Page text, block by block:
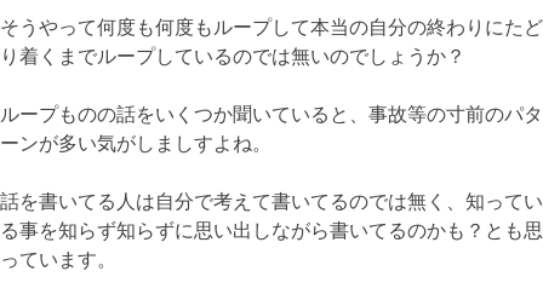
そうやって何度も何度もループして本当の自分の終わりにたど
り着くまでループしているのでは無いのでしょうか？
ループものの話をいくつか聞いていると、事故等の寸前のパタ
ーンが多い気がしましすよね。
話を書いてる人は自分で考えて書いてるのでは無く、知ってい
る事を知らず知らずに思い出しながら書いてるのかも？とも思
っています。